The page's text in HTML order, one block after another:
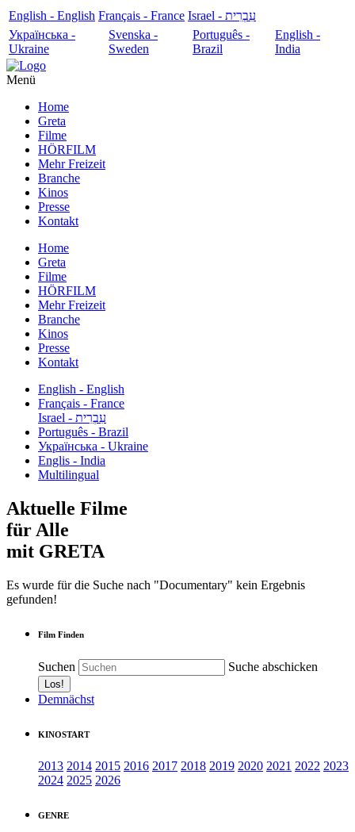
English - English Français - France
עִבְרִית - Israel
Українська -
Ukraine
Svenska -
Sweden
Português -
Brazil
English -
India
Menü
Home
Greta
Filme
HÖRFILM
Mehr Freizeit
Branche
Kinos
Presse
Kontakt
Home
Greta
Filme
HÖRFILM
Mehr Freizeit
Branche
Kinos
Presse
Kontakt
English - English
Français - France
עִבְרִית - Israel
Português - Brazil
Українська - Ukraine
Englis - India
Multilingual
Aktuelle Filme
für Alle
mit GRETA
Es wurde für die Suche nach "Documentary" kein Ergebnis
gefunden!
Film Finden
Suchen Suche abschicken
Demnächst
KINOSTART
2013 2014 2015 2016 2017 2018 2019 2020 2021 2022 2023
2024 2025 2026
GENRE